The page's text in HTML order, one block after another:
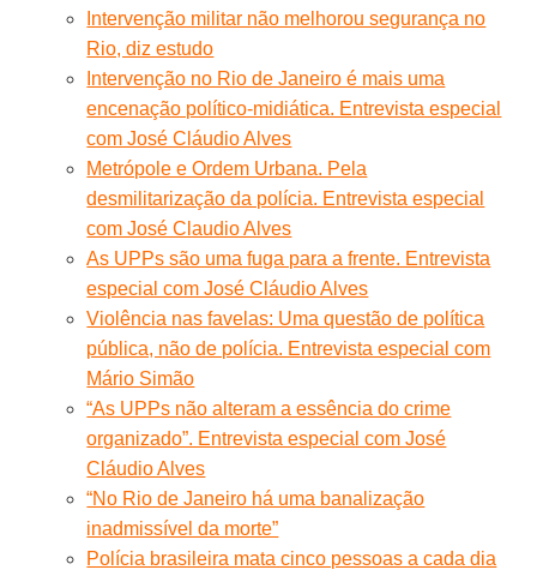
Intervenção militar não melhorou segurança no
Rio, diz estudo
Intervenção no Rio de Janeiro é mais uma
encenação político-midiática. Entrevista especial
com José Cláudio Alves
Metrópole e Ordem Urbana. Pela
desmilitarização da polícia. Entrevista especial
com José Claudio Alves
As UPPs são uma fuga para a frente. Entrevista
especial com José Cláudio Alves
Violência nas favelas: Uma questão de política
pública, não de polícia. Entrevista especial com
Mário Simão
“As UPPs não alteram a essência do crime
organizado”. Entrevista especial com José
Cláudio Alves
“No Rio de Janeiro há uma banalização
inadmissível da morte”
Polícia brasileira mata cinco pessoas a cada dia